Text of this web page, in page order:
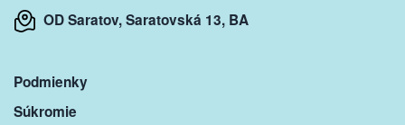
OD Saratov, Saratovská 13, BA
Podmienky
Súkromie